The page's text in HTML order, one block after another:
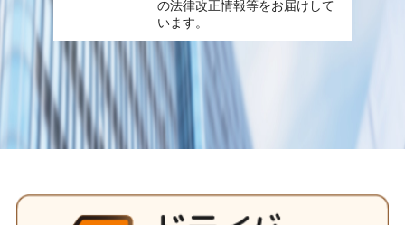
の法律改正情報等をお届けして
います。